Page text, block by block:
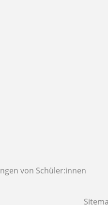
von Schüler:innen